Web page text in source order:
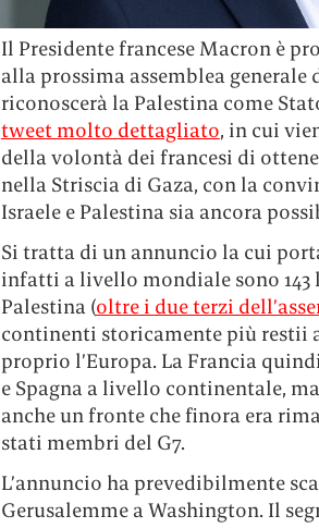
Il Presidente francese Macron è
alla prossima assemblea generale
riconoscerà la Palestina come
tweet molto dettagliato, in cui
della volontà dei francesi di
nella Striscia di Gaza, con la
Israele e Palestina sia ancora
Si tratta di un annuncio la cui
infatti a livello mondiale sono
Palestina (oltre i due terzi
continenti storicamente più restii
proprio l’Europa. La Francia
e Spagna a livello continentale,
anche un fronte che finora era
stati membri del G7.
L’annuncio ha prevedibilmente
Gerusalemme a Washington. Il